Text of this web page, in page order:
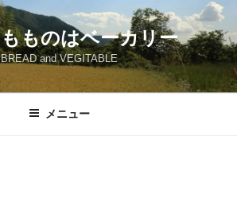
もものはベーカリー
BREAD and VEGITABLE
メニュー